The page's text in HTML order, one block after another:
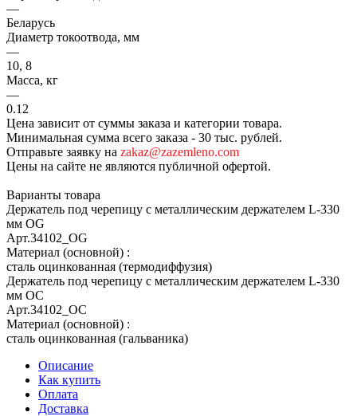
—
Беларусь
Диаметр токоотвода, мм
—
10, 8
Масса, кг
—
0.12
Цена зависит от суммы заказа и категории товара.
Минимальная сумма всего заказа - 30 тыс. рублей.
Отправьте заявку на zakaz@zazemleno.com
Цены на сайте не являются публичной офертой.
Варианты товара
Держатель под черепицу с металлическим держателем L-330
мм OG
Арт.34102_ОG
Материал (основной) :
сталь оцинкованная (термодиффузия)
Держатель под черепицу с металлическим держателем L-330
мм OC
Арт.34102_ОС
Материал (основной) :
сталь оцинкованная (гальваника)
Описание
Как купить
Оплата
Доставка